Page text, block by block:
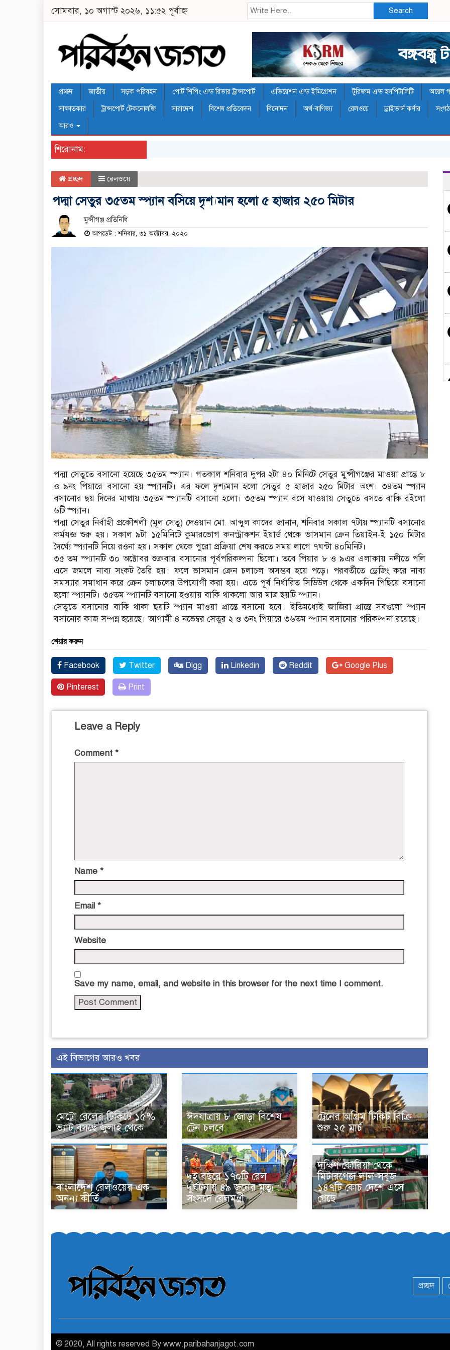
সোমবার, ১০ অগাস্ট ২০২৬, ১১:৫২ পূর্বাহ্ন Search
প্রচ্ছদ জাতীয় সড়ক পরিবহন পোর্ট শিপিং এন্ড রিভার ট্রান্সপোর্ট এভিয়েশন এন্ড ইমিগ্রেশন টুরিজম এন্ড হসপিটালিটি অয়েল
সাক্ষাতকার
ট্রান্সপোর্ট টেকনোলজি সারাদেশ বিশেষ প্রতিবেদন বিনোদন অর্থ-বাণিজ্য রেলওয়ে ড্রাইভার্স কর্ণার
আরও
শিরোনাম:
প্রচ্ছদ রেলওয়ে
পদ্মা সেতুর ৩৫তম স্প্যান বসিয়ে দৃশ্যমান হলো ৫ হাজার ২৫০ মিটার
মুন্সীগঞ্জ প্রতিনিধি
আপডেট : শনিবার, ৩১ অক্টোবর, ২০২০
পদ্মা সেতুতে বসানো হয়েছে ৩৫তম স্প্যান। গতকাল শনিবার দুপর ২টা ৪০ মিনিটে সেতুর মুন্সীগঞ্জের মাওয়া প্রান্তে ৮
ও ৯নং পিয়ারে বসানো হয় স্প্যানটি। এর ফলে দৃশ্যমান হলো সেতুর ৫ হাজার ২৫০ মিটার অংশ। ৩৪তম স্প্যান
বসানোর ছয় দিনের মাথায় ৩৫তম স্প্যানটি বসানো হলো। ৩৫তম স্প্যান বসে যাওয়ায় সেতুতে বসতে বাকি রইলো
৬টি স্প্যান।
পদ্মা সেতুর নির্বাহী প্রকৌশলী (মূল সেতু) দেওয়ান মো. আব্দুল কাদের জানান, শনিবার সকাল ৭টায় স্প্যানটি বসানোর
কর্মযজ্ঞ শুরু হয়। সকাল ৯টা ১৫মিনিটে কুমারভোগ কনস্ট্রাকশন ইয়ার্ড থেকে ভাসমান ক্রেন তিয়াইন-ই ১৫০ মিটার
দৈর্ঘ্যে স্প্যানটি নিয়ে রওনা হয়। সকাল থেকে পুরো প্রক্রিয়া শেষ করতে সময় লাগে ৭ঘন্টা ৪০মিনিট।
৩৫ তম স্প্যানটি ৩০ অক্টোবর শুক্রবার বসানোর পূর্বপরিকল্পনা ছিলো। তবে পিয়ার ৮ ও ৯এর এলাকায় নদীতে পলি
এসে জমলে নাব্য সংকট তৈরি হয়। ফলে ভাসমান ক্রেন চলাচল অসম্ভব হয়ে পড়ে। পরবর্তীতে ড্রেজিং করে নাব্য
সমস্যার সমাধান করে ক্রেন চলাচলের উপযোগী করা হয়। এতে পূর্ব নির্ধারিত সিডিউল থেকে একদিন পিছিয়ে বসানো
হলো স্প্যানটি। ৩৫তম স্প্যানটি বসানো হওয়ায় বাকি থাকলো আর মাত্র ছয়টি স্প্যান।
সেতুতে বসানোর বাকি থাকা ছয়টি স্প্যান মাওয়া প্রান্তে বসানো হবে। ইতিমধ্যেই জাজিরা প্রান্তে সবগুলো স্প্যান
বসানোর কাজ সম্পন্ন হয়েছে। আগামী ৪ নভেম্বর সেতুর ২ ও ৩নং পিয়ারে ৩৬তম স্প্যান বসানোর পরিকল্পনা রয়েছে।
শেয়ার করুন
Facebook Twitter Digg Linkedin Reddit Google Plus
Pinterest Print
Leave a Reply
Comment *
Name *
Email *
Website
Save my name, email, and website in this browser for the next time I comment.
এই বিভাগের আরও খবর
মেট্রো রেলের টিকিটে ১৫%
ভ্যাট বসছে জুলাই থেকে
ঈদযাত্রায় ৮ জোড়া বিশেষ
ট্রেন চলবে
ট্রেনের অগ্রিম টিকিট বিক্রি
শুরু ২৫ মার্চ
বাংলাদেশ রেলওয়ের এক
অনন্য কীর্তি
দুই বছরে ১৭০টি রেল
দুর্ঘটনায় ৪৯ জনের মৃত্যু :
সংসদে রেলমন্ত্রী
দক্ষিণ কোরিয়া থেকে
মিটারগেজ লাল-সবুজ
১৪৭টি কোচ দেশে এসে
গেছে
প্রচ্ছদ
© 2020, All rights reserved By www.paribahanjagot.com